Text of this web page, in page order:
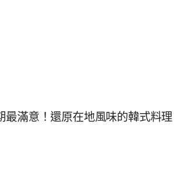
最滿意！還原在地風味的韓式料理